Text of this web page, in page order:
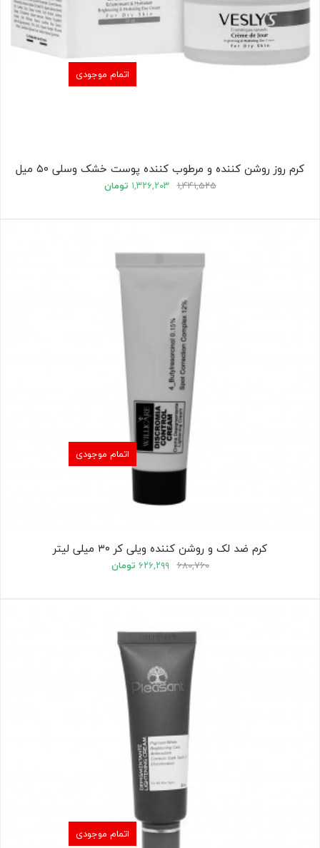
اتمام موجودی
کرم روز روشن کننده و مرطوب کننده پوست خشک وسلی ۵۰ میل
۱,۴۴۱,۵۲۵ ۱,۳۲۶,۲۰۳ تومان
اتمام موجودی
کرم ضد لک و روشن کننده ویلی کر ۳۰ میلی لیتر
۶۸۰,۷۶۰ ۶۲۶,۲۹۹ تومان
اتمام موجودی